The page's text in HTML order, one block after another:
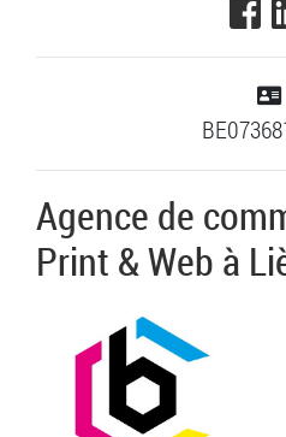
Agence de
Print & Web à